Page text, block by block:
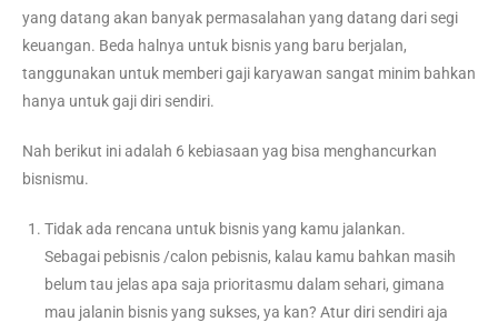
yang datang akan banyak permasalahan yang datang dari segi
keuangan. Beda halnya untuk bisnis yang baru berjalan,
tanggunakan untuk memberi gaji karyawan sangat minim bahkan
hanya untuk gaji diri sendiri.
Nah berikut ini adalah 6 kebiasaan yag bisa menghancurkan
bisnismu.
Tidak ada rencana untuk bisnis yang kamu jalankan.
Sebagai pebisnis /calon pebisnis, kalau kamu bahkan masih
belum tau jelas apa saja prioritasmu dalam sehari, gimana
mau jalanin bisnis yang sukses, ya kan? Atur diri sendiri aja